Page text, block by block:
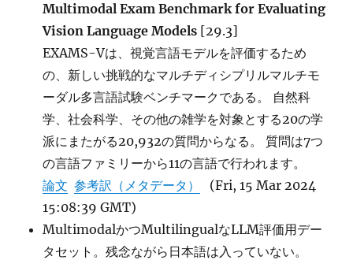
Multimodal Exam Benchmark for Evaluating
Vision Language Models [29.3]
EXAMS-Vは、視覚言語モデルを評価するため
の、新しい挑戦的なマルチディシプリルマルチモ
ーダル多言語試験ベンチマークである。 自然科
学、社会科学、その他の雑学を対象とする20の学
派にまたがる20,932の質問からなる。 質問は7つ
の言語ファミリーから11の言語で行われます。
論文 参考訳（メタデータ）
(Fri, 15 Mar 2024
15:08:39 GMT)
MultimodalかつMultilingualなLLM評価用デー
タセット。残念ながら日本語は入っていない。